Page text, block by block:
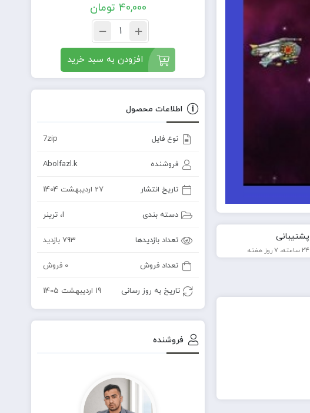
پشتیبانی
24 ساعته، 7 روز هفته
40,000 تومان
افزودن به سبد خرید
اطلاعات محصول
نوع فایل 7zip
فروشنده Abolfazl.k
تاریخ انتشار 27 اردیبهشت 1404
دسته بندی I، ترینر
تعداد بازدیدها 793 بازدید
تعداد فروش 0 فروش
تاریخ به روز رسانی 19 اردیبهشت 1405
فروشنده